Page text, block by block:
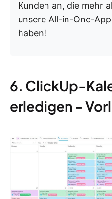
Kunden an, die mehr
unsere All-in-One-
haben!
6. ClickUp-
erledigen -